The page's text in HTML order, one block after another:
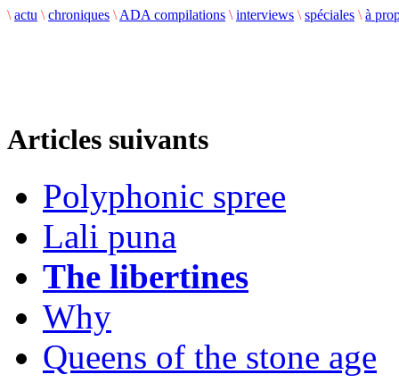
\ actu \ chroniques \ ADA compilations \ interviews \ spéciales \ à
Articles suivants
Polyphonic spree
Lali puna
The libertines
Why
Queens of the stone age